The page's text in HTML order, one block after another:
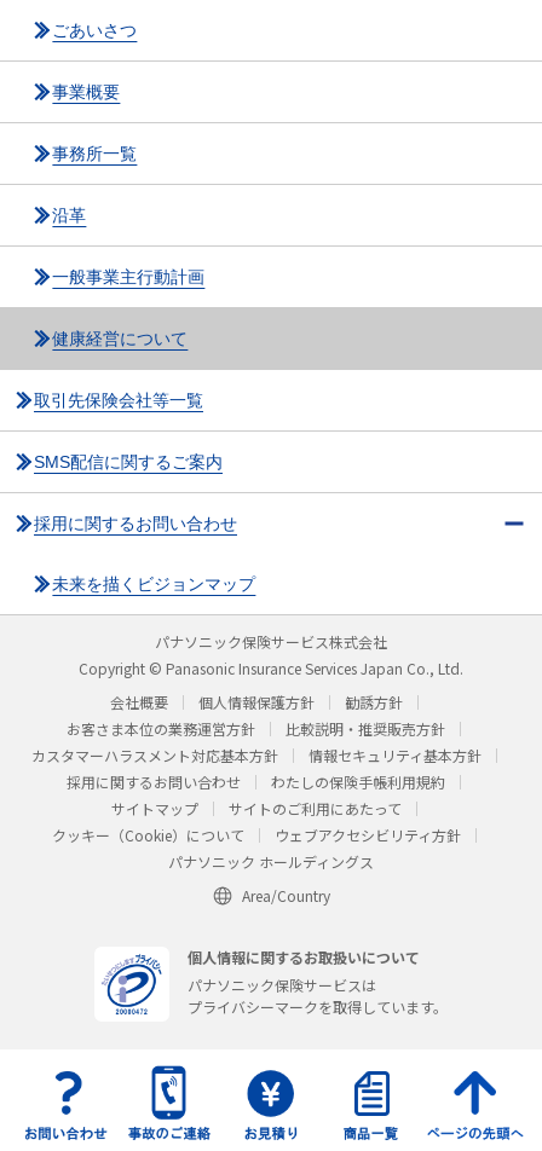
ごあいさつ
事業概要
事務所一覧
沿革
一般事業主行動計画
健康経営について
取引先保険会社等一覧
SMS配信に関するご案内
採用に関するお問い合わせ
未来を描くビジョンマップ
パナソニック保険サービス株式会社
Copyright © Panasonic Insurance Services Japan Co., Ltd.
会社概要
個人情報保護方針
勧誘方針
お客さま本位の業務運営方針
比較説明・推奨販売方針
カスタマーハラスメント対応基本方針
情報セキュリティ基本方針
採用に関するお問い合わせ
わたしの保険手帳利用規約
サイトマップ
サイトのご利用にあたって
クッキー（Cookie）について
ウェブアクセシビリティ方針
パナソニック ホールディングス
Area/Country
個人情報に関するお取扱いについて
パナソニック保険サービスは
プライバシーマークを取得しています。